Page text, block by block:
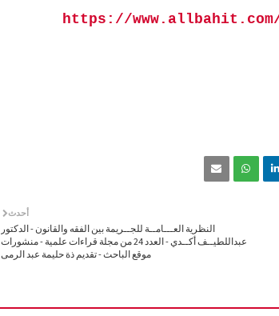
https://
أحدث
النظرية العـــامــة للجــريمة بين الفقه والقانون - الدكتور
عبداللطيــف أكــدي - العدد 24 من مجلة قراءات علمية - منشورات
موقع الباحث - تقديم ذة حليمة عبد الرمى